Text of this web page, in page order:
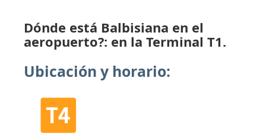
Dónde está Balbisiana en el
aeropuerto?: en la Terminal T1.
Ubicación y horario: